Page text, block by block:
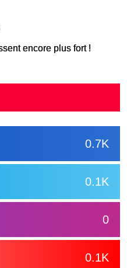
encore plus fort !
0.7K
0.1K
0
0.1K